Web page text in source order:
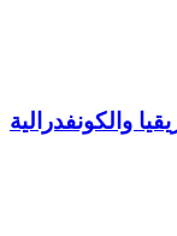
والكونفدرالية